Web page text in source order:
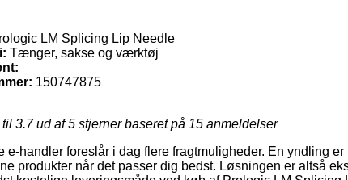
LM Splicing Lip Needle
Tænger, sakse og værktøj
150747875
til 3.7ud af 5 stjerner baseret på 15 anmeldelser
e-handler foreslår i dag flere fragtmuligheder. En yndling
produkter når det passer dig bedst. Løsningen er altså